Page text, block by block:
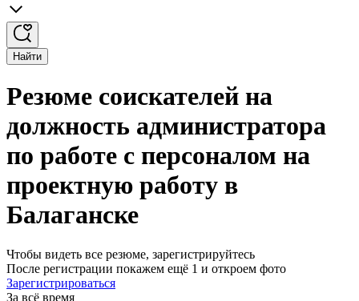
Найти
Резюме соискателей на
должность администратора
по работе с персоналом на
проектную работу в
Балаганске
Чтобы видеть все резюме, зарегистрируйтесь
После регистрации покажем ещё 1 и откроем фото
Зарегистрироваться
За всё время